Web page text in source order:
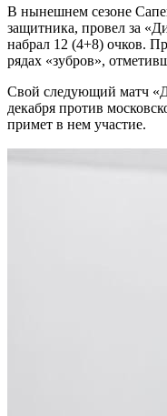
В нынешнем сезоне
защитника, провел за
набрал 12 (4+8) очков.
рядах «зубров»,
Свой следующий матч
декабря против
примет в нем участие.